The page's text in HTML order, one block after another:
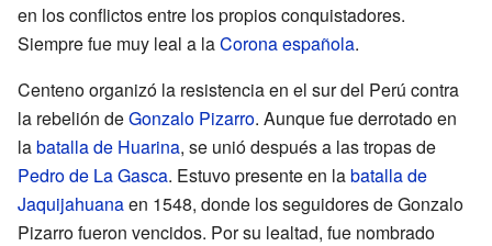
en los conflictos entre los propios conquistadores.
Siempre fue muy leal a laCorona española.
Centeno organizó la resistencia en el sur del Perú contra
la rebelión deGonzalo Pizarro. Aunque fue derrotado en
labatalla de Huarina, se unió después a las tropas de
Pedro de La Gasca. Estuvo presente en labatalla de
Jaquijahuanaen 1548, donde los seguidores de Gonzalo
Pizarro fueron vencidos. Por su lealtad, fue nombrado